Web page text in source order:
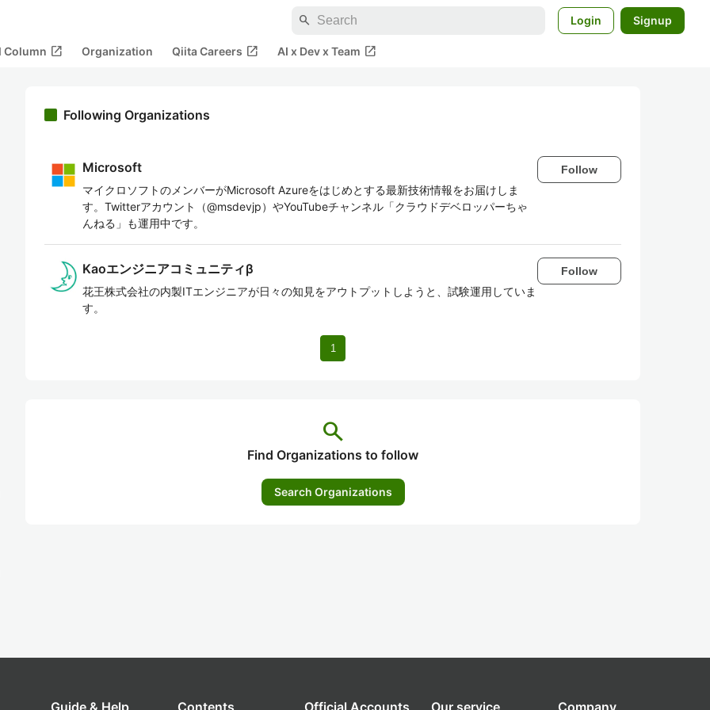
search Login Signup
Column open_in_new Organization Qiita Careers open_in_new AI x Dev x Team open_in_new
Following Organizations
Microsoft
マイクロソフトのメンバーがMicrosoft Azureをはじめとする最新技術情報をお届けしま
す。Twitterアカウント（@msdevjp）やYouTubeチャンネル「クラウドデベロッパーちゃ
んねる」も運用中です。
Follow
Kaoエンジニアコミュニティβ
花王株式会社の内製ITエンジニアが日々の知見をアウトプットしようと、試験運用していま
す。
Follow
1
search
Find Organizations to follow
Search Organizations
Guide & Help Contents Official Accounts Our service Company